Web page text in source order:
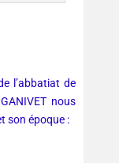
l’abbatiat de
nous
son époque :